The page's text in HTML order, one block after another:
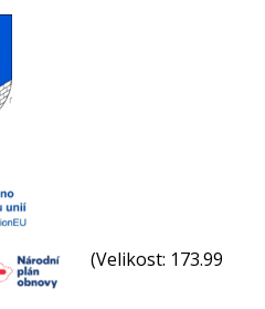
(Velikost: 173.99